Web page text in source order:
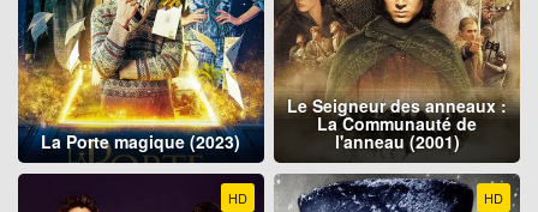
La Porte magique (2023)
Le Seigneur des anneaux :
La Communauté de
l'anneau (2001)
HD HD